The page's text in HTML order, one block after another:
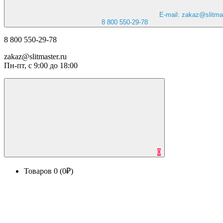
E-mail:
8 800 550-29-78
8 800 550-29-78
zakaz@slitmaster.ru
Пн-пт, с 9:00 до 18:00
0
Товаров 0 (0₽)